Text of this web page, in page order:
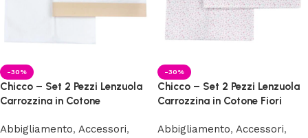
-30%
Chicco – Set 2 Pezzi Lenzuola
Carrozzina in Cotone
Abbigliamento, Accessori,
-30%
Chicco – Set 2 Pezzi Lenzuola
Carrozzina in Cotone Fiori
Abbigliamento, Accessori,